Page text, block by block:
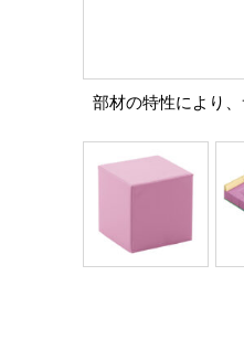
部材の特性により